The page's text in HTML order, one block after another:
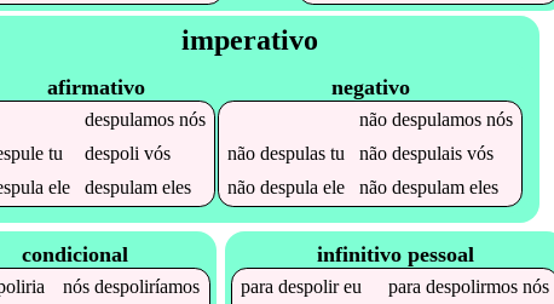
imperativo
afirmativo
despulamosnós
tu despoli vós
ele despulameles
negativo
não despulamosnós
não despulastu não despulaisvós
não despula ele não despulameles
condicional
nósdespoliríamos
infinitivo pessoal
paradespolireu paradespolirmos nós